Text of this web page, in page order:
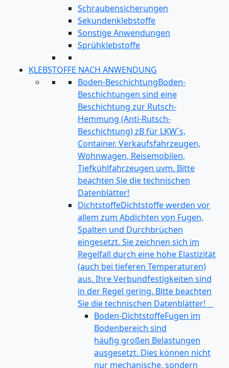
Schraubensicherungen
Sekundenklebstoffe
Sonstige Anwendungen
Sprühklebstoffe
KLEBSTOFFE NACH ANWENDUNG
Boden-BeschichtungBoden-
Beschichtungen sind eine
Beschichtung zur Rutsch-
Hemmung (Anti-Rutsch-
Beschichtung) zB für LKW`s,
Container, Verkaufsfahrzeugen,
Wohnwagen, Reisemobilen,
Tiefkühlfahrzeugen uvm. Bitte
beachten Sie die technischen
Datenblätter!
DichtstoffeDichtstoffe werden vor
allem zum Abdichten von Fugen,
Spalten und Durchbrüchen
eingesetzt. Sie zeichnen sich im
Regelfall durch eine hohe Elastizität
(auch bei tieferen Temperaturen)
aus. Ihre Verbundfestigkeiten sind
in der Regel gering. Bitte beachten
Sie die technischen Datenblätter!
Boden-DichtstoffeFugen im
Bodenbereich sind
häufig großen Belastungen
ausgesetzt. Dies können nicht
nur mechanische, sondern